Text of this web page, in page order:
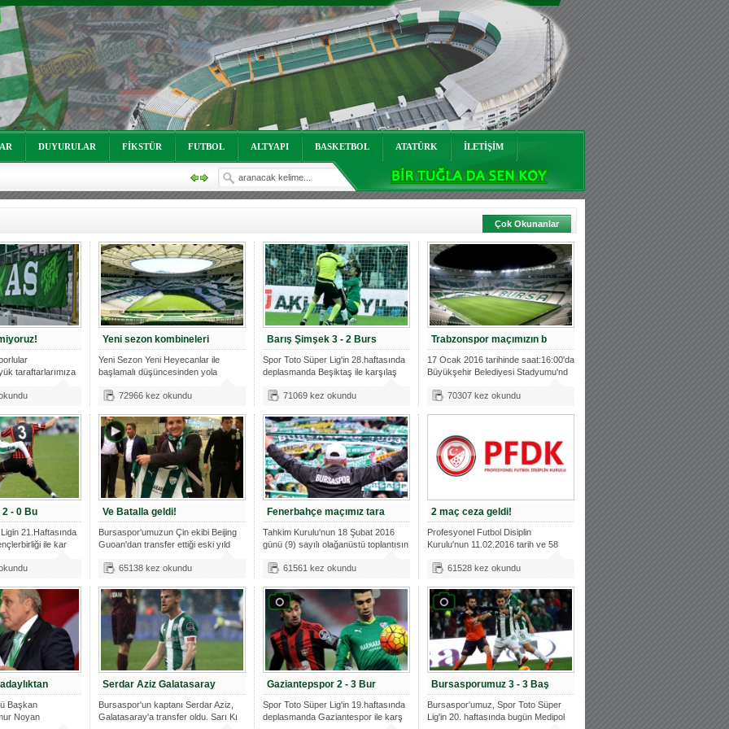
DUYURULAR FİKSTÜR FUTBOL ALTYAPI BASKETBOL ATATÜRK İLETİŞİM
Çok Okunanlar
taraftarlarımıza
Yeni sezon kombineleri
Yeni Sezon Yeni Heyecanlar ile
başlamalı düşüncesinden yola
72966 kez okundu
Barış Şimşek 3 - 2 Burs
Spor Toto Süper Lig'in 28.haftasında
deplasmanda Beşiktaş ile karşılaş
71069 kez okundu
Trabzonspor maçımızın b
17 Ocak 2016 tarihinde saat:16:00'da
Büyükşehir Belediyesi Stadyumu'nd
70307 kez okundu
- 0 Bu
21.Haftasında
ile kar
Ve Batalla geldi!
Bursaspor'umuzun Çin ekibi Beijing
Guoan'dan transfer ettiği eski yıld
65138 kez okundu
Fenerbahçe maçımız tara
Tahkim Kurulu'nun 18 Şubat 2016
günü (9) sayılı olağanüstü toplantısın
61561 kez okundu
2 maç ceza geldi!
Profesyonel Futbol Disiplin
Kurulu'nun 11.02.2016 tarih ve 58
61528 kez okundu
Başkan
Noyan
Serdar Aziz Galatasaray
Bursaspor'un kaptanı Serdar Aziz,
Galatasaray'a transfer oldu. Sarı Kı
Gaziantepspor 2 - 3 Bur
Spor Toto Süper Lig'in 19.haftasında
deplasmanda Gaziantespor ile karş
Bursasporumuz 3 - 3 Baş
Bursaspor'umuz, Spor Toto Süper
Lig'in 20. haftasında bugün Medipol